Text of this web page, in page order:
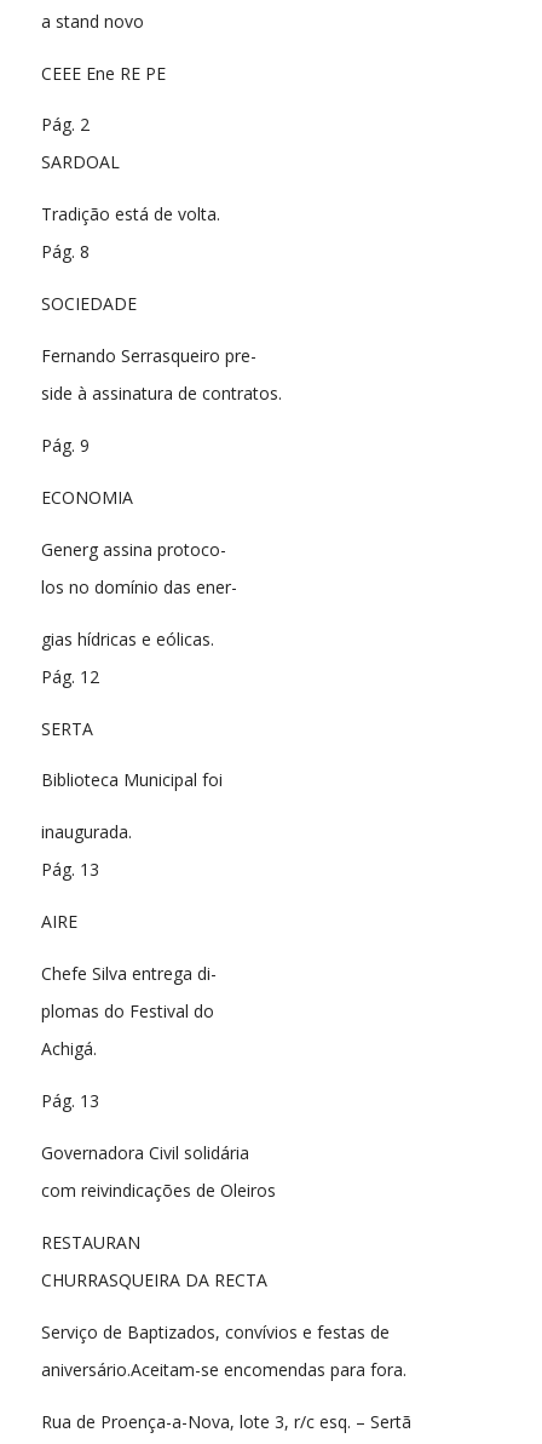
a stand novo
CEEE Ene RE PE
Pág. 2
SARDOAL
Tradição está de volta.
Pág. 8
SOCIEDADE
Fernando Serrasqueiro pre-
side à assinatura de contratos.
Pág. 9
ECONOMIA
Generg assina protoco-
los no domínio das ener-
gias hídricas e eólicas.
Pág. 12
SERTA
Biblioteca Municipal foi
inaugurada.
Pág. 13
AIRE
Chefe Silva entrega di-
plomas do Festival do
Achigá.
Pág. 13
Governadora Civil solidária
com reivindicações de Oleiros
RESTAURAN
CHURRASQUEIRA DA RECTA
Serviço de Baptizados, convívios e festas de
aniversário.Aceitam-se encomendas para fora.
Rua de Proença-a-Nova, lote 3, r/c esq. – Sertã